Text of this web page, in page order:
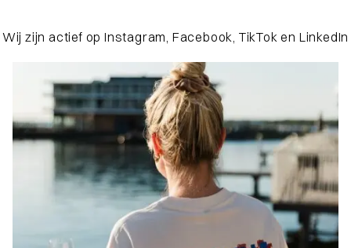
Wij zijn actief op Instagram, Facebook, TikTok en LinkedIn